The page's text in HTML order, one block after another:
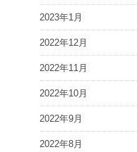
2023年1月
2022年12月
2022年11月
2022年10月
2022年9月
2022年8月